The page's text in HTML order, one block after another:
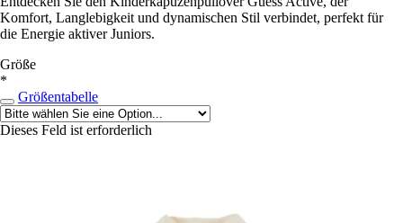
Komfort, Langlebigkeit und dynamischen Stil verbindet, perfekt für
die Energie aktiver Juniors.
Größe
*
Größentabelle
Dieses Feld ist erforderlich